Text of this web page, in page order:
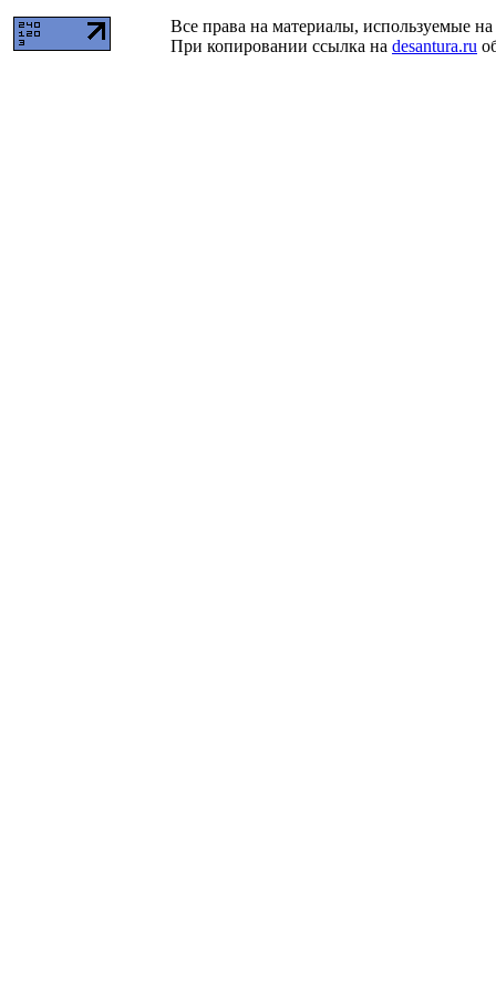
Все права на материалы, используемые
При копировании ссылка на desantura.ru